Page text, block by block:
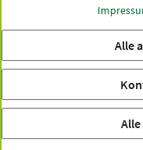
Gelenk-Bad
Alle